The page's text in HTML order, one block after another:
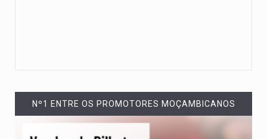
Nº1 ENTRE OS PROMOTORES MOÇAMBICANOS